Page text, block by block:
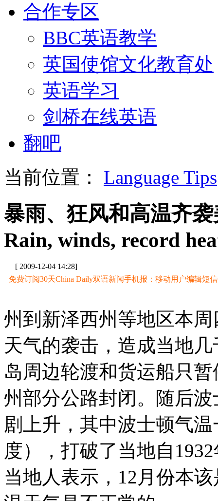
合作专区
BBC英语教学
英国使馆文化教育处
英语学习
剑桥在线英语
翻吧
当前位置： Language Tips
暴雨、狂风和高温齐
Rain, winds, record
[ 2009-12-04 14:28]
免费订阅30天China Daily双语新闻手机报：移动用户编辑短信
州到新泽西州等地区本
天气的袭击，造成当地
岛周边轮渡和货运船只
州部分公路封闭。随后
剧上升，其中波士顿气
度），打破了当地自
当地人表示，12月份本